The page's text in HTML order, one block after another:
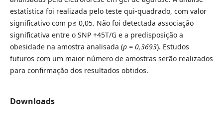
estatística foi realizada pelo teste qui-quadrado, com valor
significativo com p≤ 0,05. Não foi detectada associação
significativa entre o SNP +45T/G e a predisposição a
obesidade na amostra analisada (p = 0,3693). Estudos
futuros com um maior número de amostras serão realizados
para confirmação dos resultados obtidos.
Downloads